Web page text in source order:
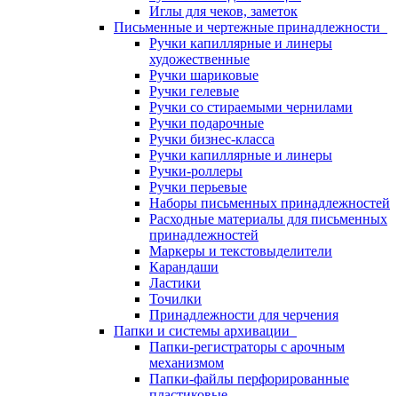
Иглы для чеков, заметок
Письменные и чертежные принадлежности
Ручки капиллярные и линеры
художественные
Ручки шариковые
Ручки гелевые
Ручки со стираемыми чернилами
Ручки подарочные
Ручки бизнес-класса
Ручки капиллярные и линеры
Ручки-роллеры
Ручки перьевые
Наборы письменных принадлежностей
Расходные материалы для письменных
принадлежностей
Маркеры и текстовыделители
Карандаши
Ластики
Точилки
Принадлежности для черчения
Папки и системы архивации
Папки-регистраторы с арочным
механизмом
Папки-файлы перфорированные